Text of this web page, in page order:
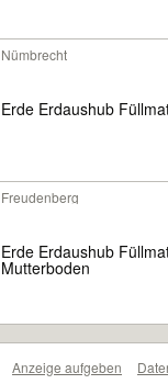
Nümbrecht
Erde
Freudenberg
Erde Erdaushub
Mutterboden
Anzeige aufgeben